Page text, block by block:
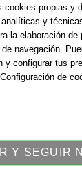
cookies propias y
y
la elaboración de
navegación.
y configurar tus
de
Y SEGUIR